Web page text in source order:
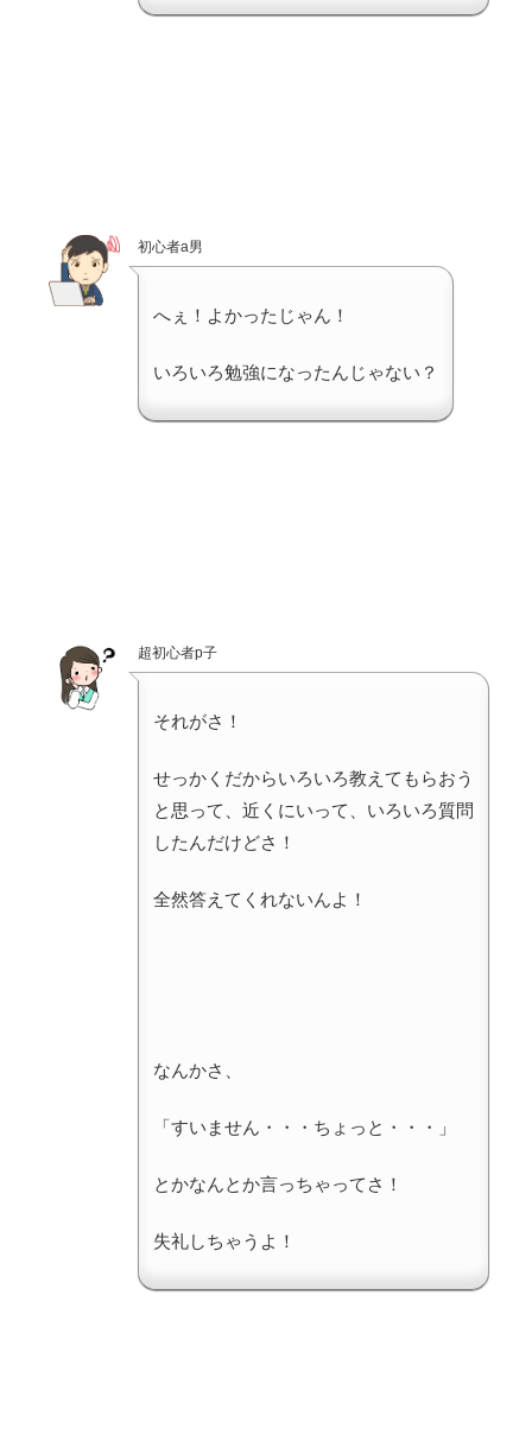
初心者a男
へぇ！よかったじゃん！
いろいろ勉強になったんじゃない？
超初心者p子
それがさ！
せっかくだからいろいろ教えてもらおう
と思って、近くにいって、いろいろ質問
したんだけどさ！
全然答えてくれないんよ！
なんかさ、
「すいません・・・ちょっと・・・」
とかなんとか言っちゃってさ！
失礼しちゃうよ！